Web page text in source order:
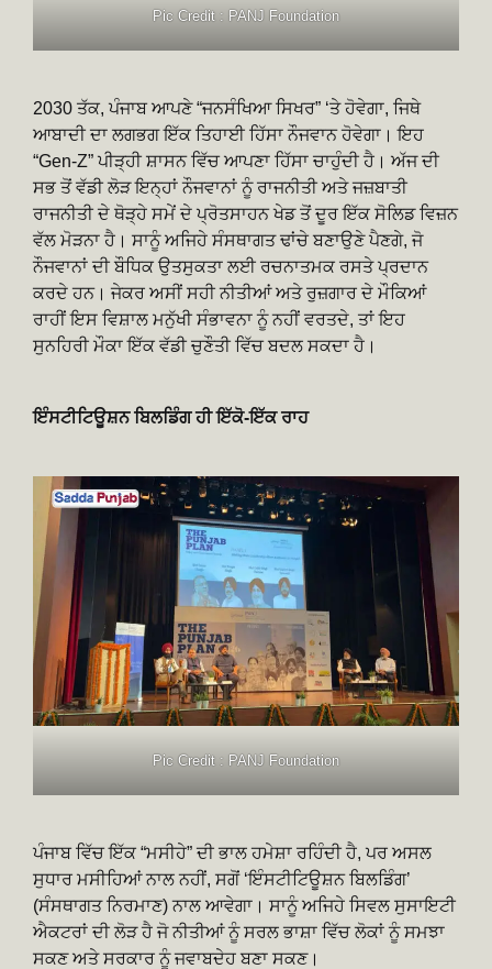
Pic Credit : PANJ Foundation
2030 ਤੱਕ, ਪੰਜਾਬ ਆਪਣੇ “ਜਨਸੰਖਿਆ ਸਿਖਰ” ‘ਤੇ ਹੋਵੇਗਾ, ਜਿਥੇ
ਆਬਾਦੀ ਦਾ ਲਗਭਗ ਇੱਕ ਤਿਹਾਈ ਹਿੱਸਾ ਨੌਜਵਾਨ ਹੋਵੇਗਾ। ਇਹ
“Gen-Z” ਪੀੜ੍ਹੀ ਸ਼ਾਸਨ ਵਿੱਚ ਆਪਣਾ ਹਿੱਸਾ ਚਾਹੁੰਦੀ ਹੈ। ਅੱਜ ਦੀ
ਸਭ ਤੋਂ ਵੱਡੀ ਲੋੜ ਇਨ੍ਹਾਂ ਨੌਜਵਾਨਾਂ ਨੂੰ ਰਾਜਨੀਤੀ ਅਤੇ ਜਜ਼ਬਾਤੀ
ਰਾਜਨੀਤੀ ਦੇ ਥੋੜ੍ਹੇ ਸਮੇਂ ਦੇ ਪ੍ਰੋਤਸਾਹਨ ਖੇਡ ਤੋਂ ਦੂਰ ਇੱਕ ਸੋਲਿਡ ਵਿਜ਼ਨ
ਵੱਲ ਮੋੜਨਾ ਹੈ। ਸਾਨੂੰ ਅਜਿਹੇ ਸੰਸਥਾਗਤ ਢਾਂਚੇ ਬਣਾਉਣੇ ਪੈਣਗੇ, ਜੋ
ਨੌਜਵਾਨਾਂ ਦੀ ਬੌਧਿਕ ਉਤਸੁਕਤਾ ਲਈ ਰਚਨਾਤਮਕ ਰਸਤੇ ਪ੍ਰਦਾਨ
ਕਰਦੇ ਹਨ। ਜੇਕਰ ਅਸੀਂ ਸਹੀ ਨੀਤੀਆਂ ਅਤੇ ਰੁਜ਼ਗਾਰ ਦੇ ਮੌਕਿਆਂ
ਰਾਹੀਂ ਇਸ ਵਿਸ਼ਾਲ ਮਨੁੱਖੀ ਸੰਭਾਵਨਾ ਨੂੰ ਨਹੀਂ ਵਰਤਦੇ, ਤਾਂ ਇਹ
ਸੁਨਹਿਰੀ ਮੌਕਾ ਇੱਕ ਵੱਡੀ ਚੁਣੌਤੀ ਵਿੱਚ ਬਦਲ ਸਕਦਾ ਹੈ।
ਇੰਸਟੀਟਿਊਸ਼ਨ ਬਿਲਡਿੰਗ ਹੀ ਇੱਕੋ-ਇੱਕ ਰਾਹ
Pic Credit : PANJ Foundation
ਪੰਜਾਬ ਵਿੱਚ ਇੱਕ “ਮਸੀਹੇ” ਦੀ ਭਾਲ ਹਮੇਸ਼ਾ ਰਹਿੰਦੀ ਹੈ, ਪਰ ਅਸਲ
ਸੁਧਾਰ ਮਸੀਹਿਆਂ ਨਾਲ ਨਹੀਂ, ਸਗੋਂ ‘ਇੰਸਟੀਟਿਊਸ਼ਨ ਬਿਲਡਿੰਗ’
(ਸੰਸਥਾਗਤ ਨਿਰਮਾਣ) ਨਾਲ ਆਵੇਗਾ। ਸਾਨੂੰ ਅਜਿਹੇ ਸਿਵਲ ਸੁਸਾਇਟੀ
ਐਕਟਰਾਂ ਦੀ ਲੋੜ ਹੈ ਜੋ ਨੀਤੀਆਂ ਨੂੰ ਸਰਲ ਭਾਸ਼ਾ ਵਿੱਚ ਲੋਕਾਂ ਨੂੰ ਸਮਝਾ
ਸਕਣ ਅਤੇ ਸਰਕਾਰ ਨੂੰ ਜਵਾਬਦੇਹ ਬਣਾ ਸਕਣ।